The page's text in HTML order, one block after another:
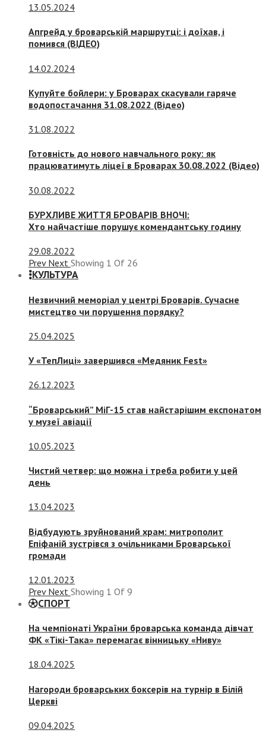
13.05.2024
Апгрейд у броварській маршрутці: і доїхав, і
помився (ВІДЕО)
14.02.2024
Купуйте бойлери: у Броварах скасували гаряче
водопостачання 31.08.2022 (Відео)
31.08.2022
Готовність до нового навчального року: як
працюватимуть ліцеї в Броварах 30.08.2022 (Відео)
30.08.2022
БУРХЛИВЕ ЖИТТЯ БРОВАРІВ ВНОЧІ:
Хто найчастіше порушує комендантську годину
29.08.2022
Prev Next Showing 1 Of 26
КУЛЬТУРА
Незвичний меморіал у центрі Броварів. Сучасне
мистецтво чи порушення порядку?
25.04.2025
У «ТепЛиці» завершився «Медяник Fest»
26.12.2023
“Броварський” МіГ-15 став найстарішим експонатом
у музеї авіації
10.05.2023
Чистий четвер: що можна і треба робити у цей
день
13.04.2023
Відбудують зруйнований храм: митрополит
Епіфаній зустрівся з очільниками Броварської
громади
12.01.2023
Prev Next Showing 1 Of 9
СПОРТ
На чемпіонаті України броварська команда дівчат
ФК «Тікі-Така» перемагає вінницьку «Ниву»
18.04.2025
Нагороди броварських боксерів на турнір в Білій
Церкві
09.04.2025